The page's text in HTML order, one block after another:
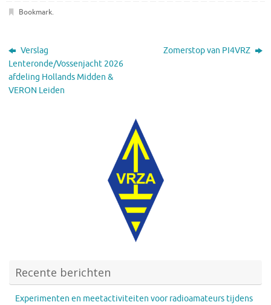
Bookmark.
Verslag
Lenteronde/Vossenjacht 2026
afdeling Hollands Midden &
VERON Leiden
Zomerstop van PI4VRZ
Recente berichten
Experimenten en meetactiviteiten voor radioamateurs tijdens